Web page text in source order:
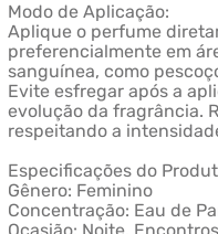
Modo de Aplicação:
Aplique o perfume
preferencialmente em
sanguínea, como
Evite esfregar após a
evolução da fragrância.
respeitando a
Especificações do
Gênero: Feminino
Concentração: Eau de